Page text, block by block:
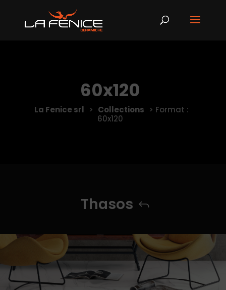
60x120
La Fenice srl > Collections > Format :
60x120
Thasos